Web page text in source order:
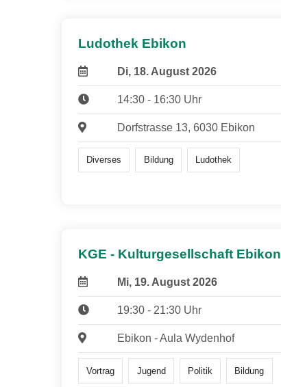
Ludothek Ebikon
Di, 18. August 2026
14:30 - 16:30 Uhr
Dorfstrasse 13, 6030 Ebikon
Diverses Bildung Ludothek
KGE - Kulturgesellschaft Ebikon
Mi, 19. August 2026
19:30 - 21:30 Uhr
Ebikon - Aula Wydenhof
Vortrag Jugend Politik Bildung